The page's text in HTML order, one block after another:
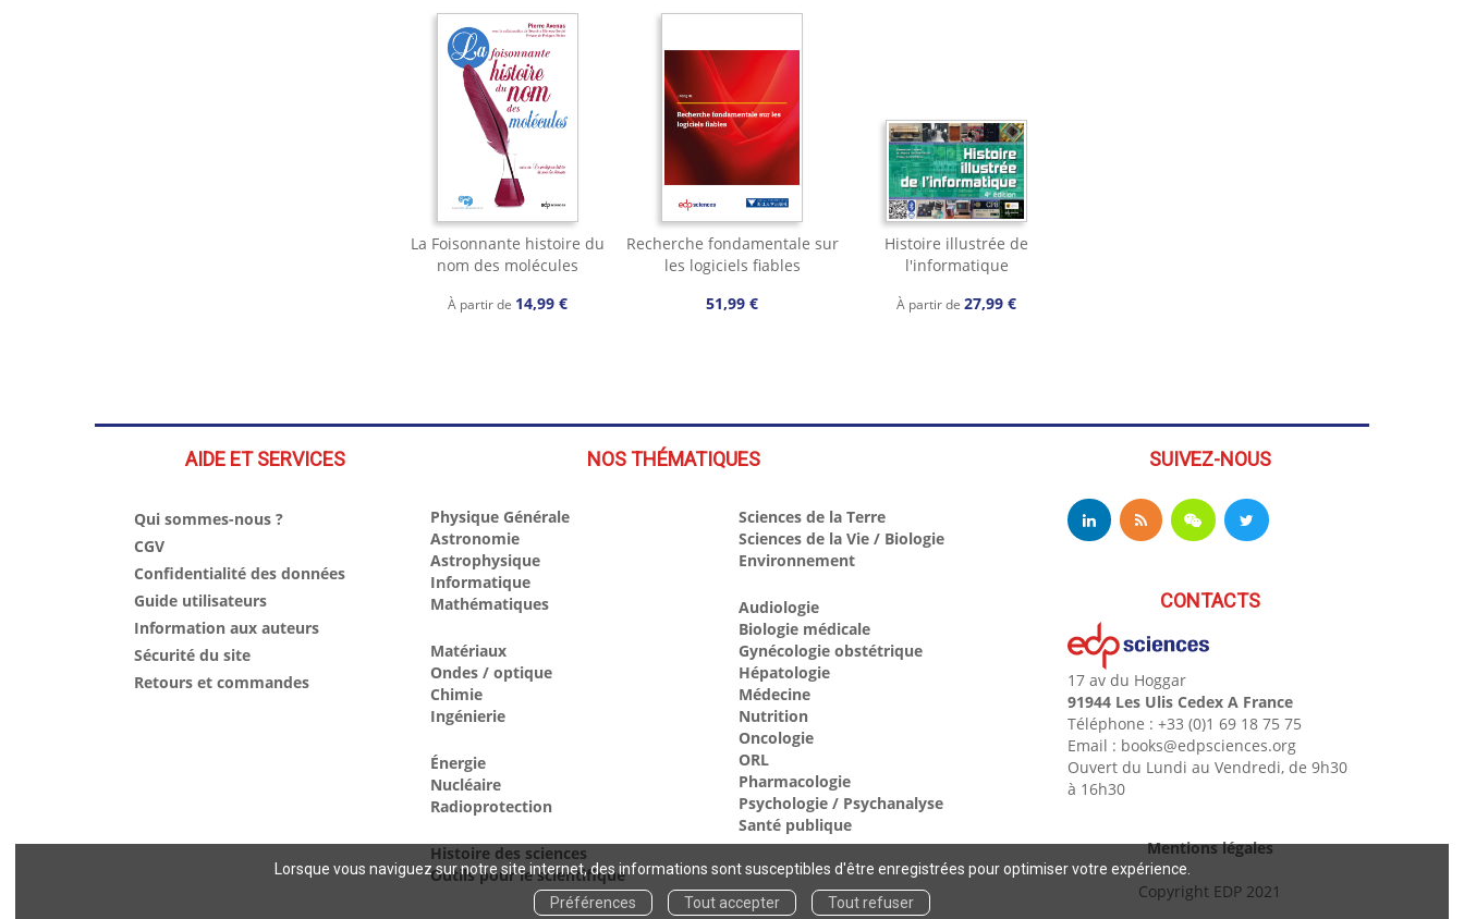
Lorsque vous naviguez sur notre site internet, des informations sont susceptibles d'être enregistrées pour optimiser votre expérience.
Préférences
Tout accepter Tout refuser
La Foisonnante histoire du
nom des molécules
À partir de 14,99 €
Recherche fondamentale sur
les logiciels fiables
51,99 €
Histoire illustrée de
l'informatique
À partir de 27,99 €
AIDE ET SERVICES
Qui sommes-nous ?
CGV
Confidentialité des données
Guide utilisateurs
Information aux auteurs
Sécurité du site
Retours et commandes
NOS THÉMATIQUES
Physique Générale
Astronomie
Astrophysique
Informatique
Mathématiques
Matériaux
Ondes / optique
Chimie
Ingénierie
Énergie
Nucléaire
Radioprotection
Histoire des sciences
Outils pour le scientifique
Sciences de la Terre
Sciences de la Vie / Biologie
Environnement
Audiologie
Biologie médicale
Gynécologie obstétrique
Hépatologie
Médecine
Nutrition
Oncologie
ORL
Pharmacologie
Psychologie / Psychanalyse
Santé publique
SUIVEZ-NOUS
CONTACTS
17 av du Hoggar
91944 Les Ulis Cedex A France
Téléphone : +33 (0)1 69 18 75 75
Email : books@edpsciences.org
Ouvert du Lundi au Vendredi, de 9h30
à 16h30
Mentions légales
Copyright EDP 2021